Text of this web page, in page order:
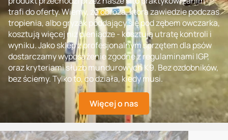
trafi do oferty. Wiemy, że obroża, która zawiedzie podczas
tropienia, albo gryzak poddający się pod zębem owczarka,
kosztują więcej niż pieniądze - kosztują utratę kontroli i
wyniku. Jako sklep z profesjonalnym sprzętem dla psów
dostarczamy wyposażenie zgodne z regulaminami IGP,
oraz kryteriami służb mundurowych K9. Bez ozdobników,
bez ściemy. Tylko to, co działa, kiedy musi.
Więcej o nas